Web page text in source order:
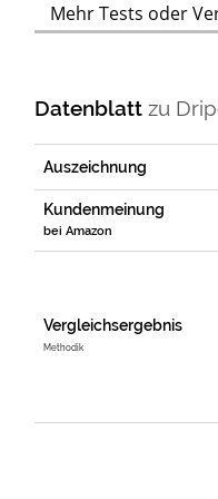
Mehr Tests oder
Datenblattzu
Auszeichnung
Kundenmeinung
bei Amazon
Vergleichsergebnis
Methodik